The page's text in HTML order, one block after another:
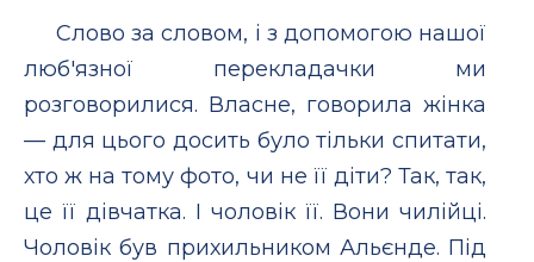
Слово за словом, i з допомогою нашої
люб'язної перекладачки ми
розговорилися. Власне, говорила жiнка
— для цього досить було тiльки спитати,
хто ж на тому фото, чи не її дiти? Так, так,
це її дiвчатка. I чоловiк її. Вони чилiйцi.
Чоловiк був прихильником Альєнде. Пiд